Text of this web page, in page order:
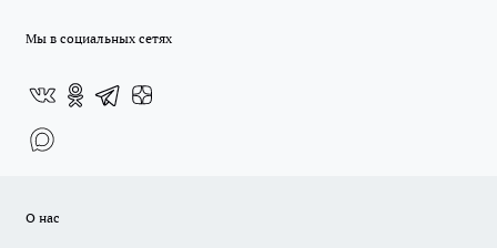
Мы в социальных сетях
О нас